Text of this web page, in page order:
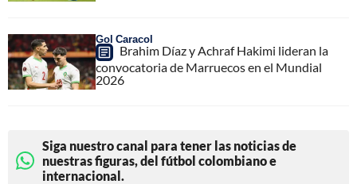
Gol Caracol
Brahim Díaz y Achraf Hakimi lideran la
convocatoria de Marruecos en el Mundial
2026
Siga nuestro canal para tener las noticias de
nuestras figuras, del fútbol colombiano e
internacional.